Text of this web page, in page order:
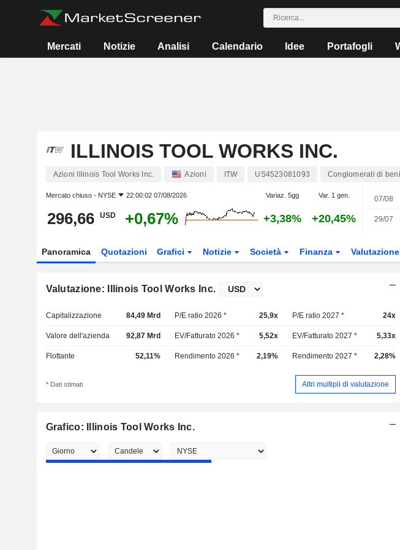
Mercati Notizie Analisi Calendario Idee Portafogli
ILLINOIS TOOL WORKS INC.
Azioni Illinois Tool Works Inc. Azioni ITW US4523081093 Conglomerati di
Mercato chiuso - NYSE 22:00:02 07/08/2026 Variaz. 5gg Var. 1 gen.
296,66 USD +0,67% +3,38% +20,45%
07/08
29/07
Panoramica Quotazioni Grafici Notizie Società Finanza Valutazione
Valutazione: Illinois Tool Works Inc.
Capitalizzazione 84,49 Mrd P/E ratio 2026 * 25,9x P/E ratio 2027 * 24x
Valore dell'azienda 92,87 Mrd EV/Fatturato 2026 * 5,52x EV/Fatturato 2027 * 5,33x
Flottante 52,11% Rendimento 2026 * 2,19% Rendimento 2027 * 2,28%
* Dati stimati Altri multipli di valutazione
Grafico: Illinois Tool Works Inc.